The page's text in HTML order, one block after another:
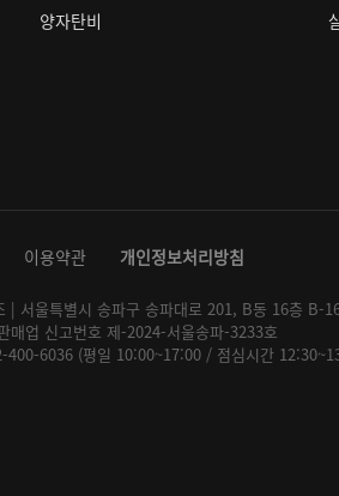
양자탄비
이용약관 개인정보처리방침
| 서울특별시 송파구 송파대로 201, B동 16층 B-
매업 신고번호 제-2024-서울송파-3233호
6036 (평일 10:00~17:00 / 점심시간